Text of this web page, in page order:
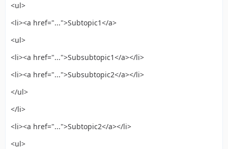
<ul>
<li><a href="...">Subtopic1</a>
<ul>
<li><a href="...">Subsubtopic1</a></li>
<li><a href="...">Subsubtopic2</a></li>
</ul>
</li>
<li><a href="...">Subtopic2</a></li>
<ul>